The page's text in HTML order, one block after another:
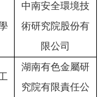
中南安全環境技
術研究院股份有
限公司
湖南有色金屬研
究院有限責任公